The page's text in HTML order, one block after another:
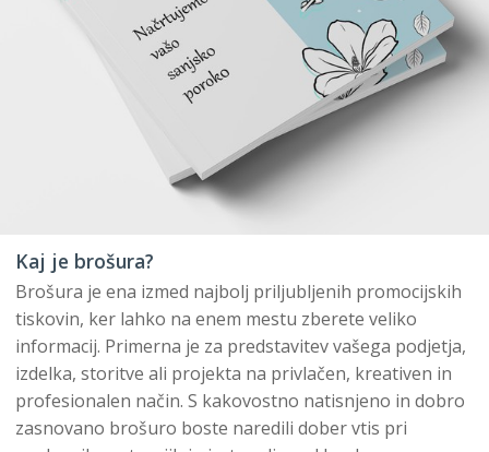
Kaj je brošura?
Brošura je ena izmed najbolj priljubljenih promocijskih
tiskovin, ker lahko na enem mestu zberete veliko
informacij. Primerna je za predstavitev vašega podjetja,
izdelka, storitve ali projekta na privlačen, kreativen in
profesionalen način. S kakovostno natisnjeno in dobro
zasnovano brošuro boste naredili dober vtis pri